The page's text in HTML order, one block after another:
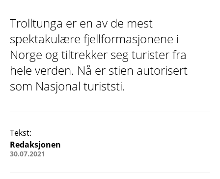
Trolltunga er en av de mest
spektakulære fjellformasjonene i
Norge og tiltrekker seg turister fra
hele verden. Nå er stien autorisert
som Nasjonal turiststi.
Tekst:
Redaksjonen
30.07.2021